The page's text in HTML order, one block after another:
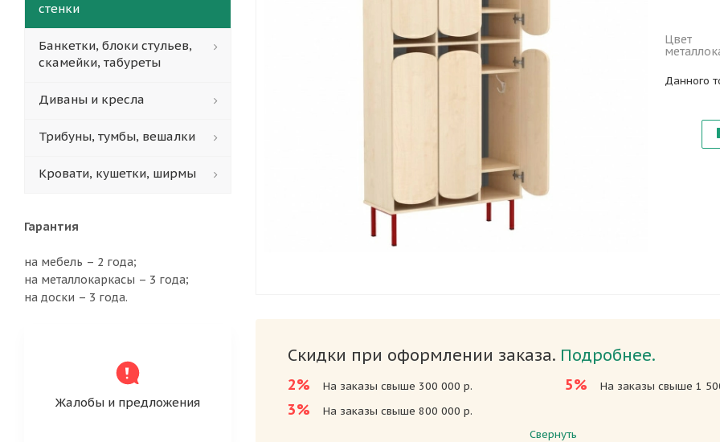
Цвет
Данного
Скидки при оформлении заказа. Подробнее.
2% На заказы свыше 300 000 р.
3% На заказы свыше 800 000 р.
5% На заказы свыше 1
Свернуть
стенки
Банкетки, блоки стульев,
скамейки, табуреты
Диваны и кресла
Трибуны, тумбы, вешалки
Кровати, кушетки, ширмы
Гарантия
на мебель – 2 года;
на металлокаркасы – 3 года;
на доски – 3 года.
Жалобы и предложения